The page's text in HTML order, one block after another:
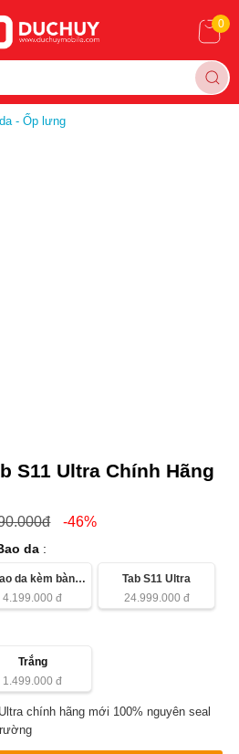
0
- Ốp lưng
S11 Ultra Chính Hãng
-46%
da :
da kèm bàn
phím
4.199.000 đ
Tab S11 Ultra
24.999.000đ
Trắng
1.499.000 đ
chính hãng mới 100% nguyên seal